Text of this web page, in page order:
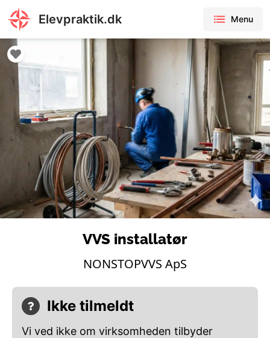
Elevpraktik.dk Menu
VVS installatør
NONSTOPVVS ApS
Ikke tilmeldt
Vi ved ikke om virksomheden tilbyder